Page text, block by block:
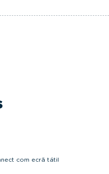
com ecrã tátil